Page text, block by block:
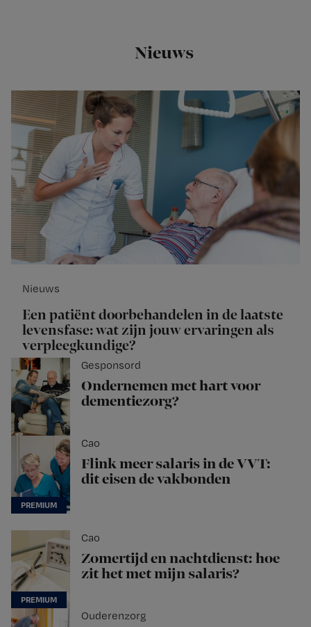
Nieuws
Nieuws
Een patiënt doorbehandelen in de laatste
levensfase: wat zijn jouw ervaringen als
verpleegkundige?
Gesponsord
Ondernemen met hart voor
dementiezorg?
Cao
Flink meer salaris in de VVT:
dit eisen de vakbonden
Cao
Zomertijd en nachtdienst: hoe
zit het met mijn salaris?
Ouderenzorg